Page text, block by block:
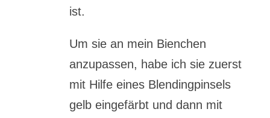
ist.
Um sie an mein Bienchen
anzupassen, habe ich sie zuerst
mit Hilfe eines Blendingpinsels
gelb eingefärbt und dann mit